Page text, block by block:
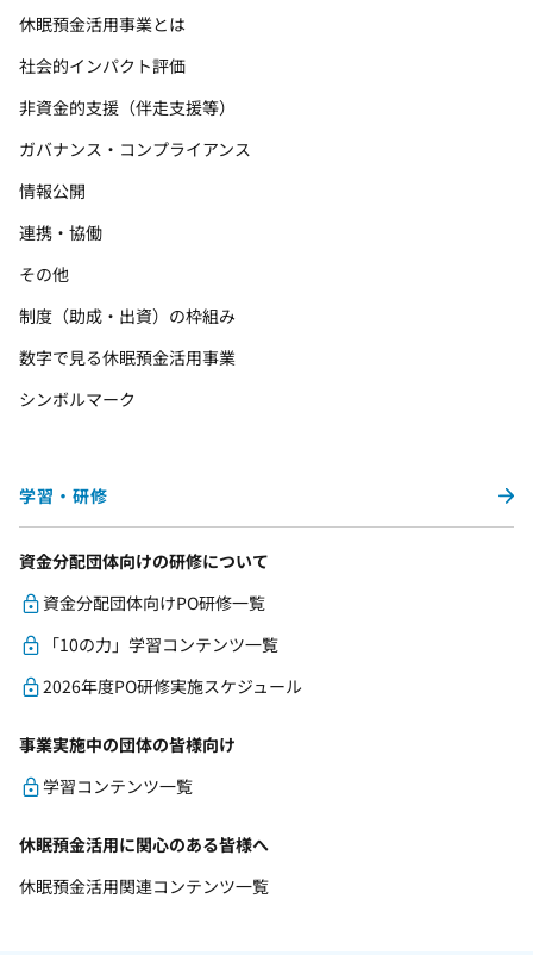
休眠預金活用事業とは
社会的インパクト評価
非資金的支援（伴走支援等）
ガバナンス・コンプライアンス
情報公開
連携・協働
その他
制度（助成・出資）の枠組み
数字で見る休眠預金活用事業
シンボルマーク
学習・研修
資金分配団体向けの研修について
資金分配団体向けPO研修一覧
「10の力」学習コンテンツ一覧
2026年度PO研修実施スケジュール
事業実施中の団体の皆様向け
学習コンテンツ一覧
休眠預金活用に関心のある皆様へ
休眠預金活用関連コンテンツ一覧